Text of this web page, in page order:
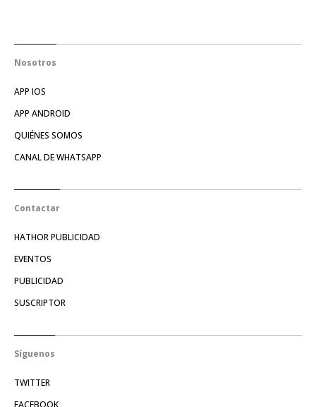
Nosotros
APP IOS
APP ANDROID
QUIÉNES SOMOS
CANAL DE WHATSAPP
Contactar
HATHOR PUBLICIDAD
EVENTOS
PUBLICIDAD
SUSCRIPTOR
Síguenos
TWITTER